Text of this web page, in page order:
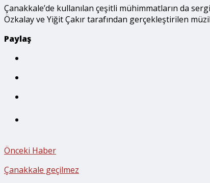
Çanakkale’de kullanılan çeşitli mühimmatların da
Özkalay ve Yiğit Çakır tarafından gerçekleştirilen
Paylaş
Önceki Haber
Çanakkale geçilmez